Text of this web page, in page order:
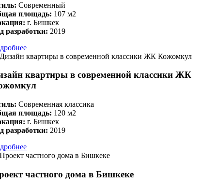
Современный
площадь: 107 м2
г. Бишкек
разработки: 2019
квартиры в современной классики ЖК
Современная классика
площадь: 120 м2
г. Бишкек
разработки: 2019
частного дома в Бишкеке